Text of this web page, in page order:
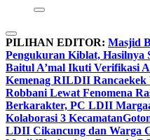
PILIHAN EDITOR: Masjid
Pengukuran Kiblat, Hasilnya
Baitul A’mal Ikuti Verifikasi
Kemenag RILDII
Robbani Lewat Fenomena
Berkarakter, PC LDII
Kolaborasi 3 Kecamatan
LDII Cikancung dan Warga